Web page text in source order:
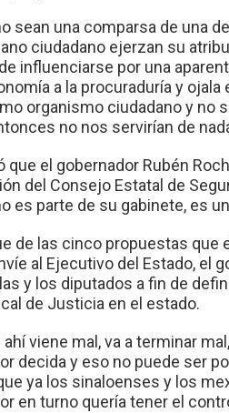
sean una comparsa de una
ciudadano ejerzan su
influenciarse por una
a la procuraduría y
organismo ciudadano y no
no nos servirían de
que el gobernador Rubén
del Consejo Estatal de
es parte de su gabinete, es
de las cinco propuestas que
al Ejecutivo del Estado, el
y los diputados a fin de
de Justicia en el estado.
ahí viene mal, va a terminar
decida y eso no puede ser
ya los sinaloenses y los
en turno quería tener el